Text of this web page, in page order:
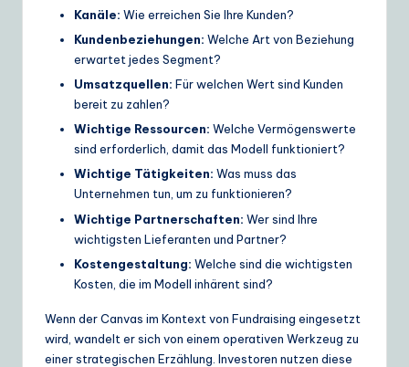
Kanäle: Wie erreichen Sie Ihre Kunden?
Kundenbeziehungen: Welche Art von Beziehung
erwartet jedes Segment?
Umsatzquellen: Für welchen Wert sind Kunden
bereit zu zahlen?
Wichtige Ressourcen: Welche Vermögenswerte
sind erforderlich, damit das Modell funktioniert?
Wichtige Tätigkeiten: Was muss das
Unternehmen tun, um zu funktionieren?
Wichtige Partnerschaften: Wer sind Ihre
wichtigsten Lieferanten und Partner?
Kostengestaltung: Welche sind die wichtigsten
Kosten, die im Modell inhärent sind?
Wenn der Canvas im Kontext von Fundraising eingesetzt
wird, wandelt er sich von einem operativen Werkzeug zu
einer strategischen Erzählung. Investoren nutzen diese